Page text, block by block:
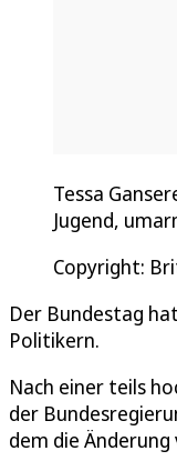
Tessa
Jugend,
Copyright:
Der Bundestag
Politikern.
Nach einer teils
der
dem die